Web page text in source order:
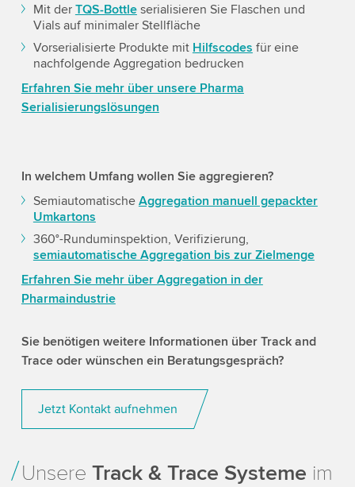
Mit der TQS-Bottleserialisieren Sie Flaschen und
Vials auf minimaler Stellfläche
Vorserialisierte Produkte mit Hilfscodes für eine
nachfolgende Aggregation bedrucken
Erfahren Sie mehr über unsere Pharma
Serialisierungslösungen
In welchem Umfang wollen Sie aggregieren?
Semiautomatische Aggregation manuell gepackter
Umkartons
360°-Runduminspektion, Verifizierung,
semiautomatische Aggregation bis zur Zielmenge
Erfahren Sie mehr über Aggregation in der
Pharmaindustrie
Sie benötigen weitere Informationen über Track and
Trace oder wünschen ein Beratungsgespräch?
Jetzt Kontakt aufnehmen
Unsere Track & Trace Systeme im